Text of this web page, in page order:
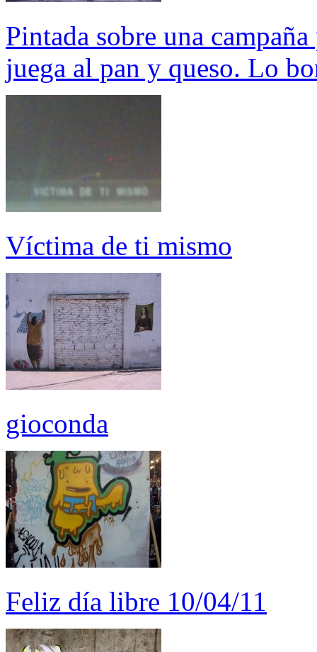
Pintada sobre una
juega al pan y queso. Lo
Víctima de ti mismo
gioconda
Feliz día libre 10/04/11